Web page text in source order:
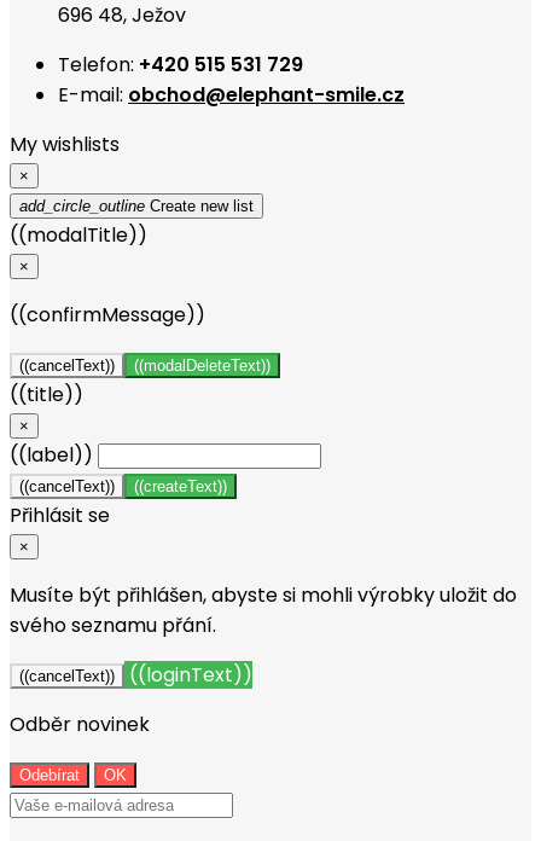
696 48, Ježov
Telefon: +420 515 531 729
E-mail: obchod@elephant-smile.cz
My wishlists
×
add_circle_outline Create new list
((modalTitle))
×
((confirmMessage))
((cancelText)) ((modalDeleteText))
((title))
×
((label))
((cancelText)) ((createText))
Přihlásit se
×
Musíte být přihlášen, abyste si mohli výrobky uložit do
svého seznamu přání.
((cancelText))
((loginText))
Odběr novinek